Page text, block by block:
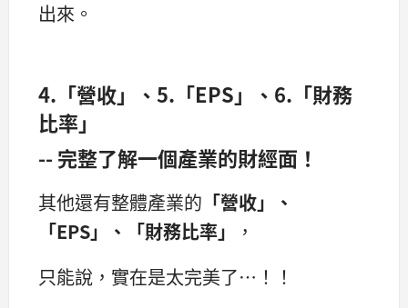
出來。
4.「營收」、5.「EPS」、6.「財務
比率」
-- 完整了解一個產業的財經面！
其他還有整體產業的 「營收」、
「EPS」、「財務比率」
，
只能說，實在是太完美了…！！